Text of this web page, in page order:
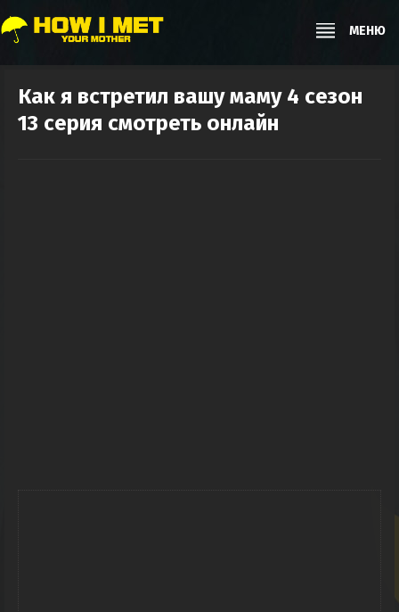
МЕНЮ
Как я встретил вашу маму 4 сезон
13 серия смотреть онлайн